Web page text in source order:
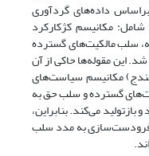
داده‌های گردآوری
مکانیسم کژکارکرد
سلب مالکیت‌های گسترده
این مقوله‌ها حاکی از آن
مکانیسم سیاست‌های
گسترده و سلب حق به
می‌کند. بنابراین،
به مدد سلب